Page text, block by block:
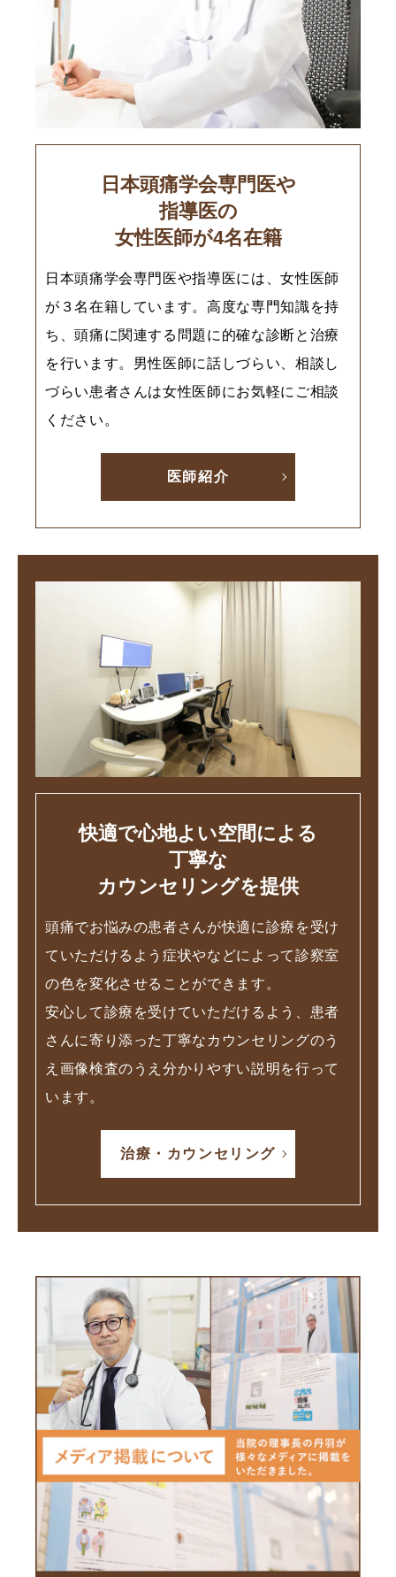
日本頭痛学会専門医や
指導医の
女性医師が4名在籍
日本頭痛学会専門医や指導医には、女性医師
が３名在籍しています。高度な専門知識を持
ち、頭痛に関連する問題に的確な診断と治療
を行います。男性医師に話しづらい、相談し
づらい患者さんは女性医師にお気軽にご相談
ください。
医師紹介
快適で心地よい空間による
丁寧な
カウンセリングを提供
頭痛でお悩みの患者さんが快適に診療を受け
ていただけるよう症状やなどによって診察室
の色を変化させることができます。
安心して診療を受けていただけるよう、患者
さんに寄り添った丁寧なカウンセリングのう
え画像検査のうえ分かりやすい説明を行って
います。
治療・カウンセリング